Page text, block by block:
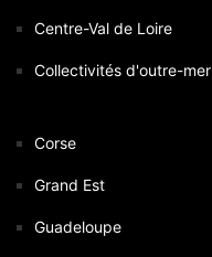
Centre-Val de Loire
Collectivités d'outre-mer
Corse
Grand Est
Guadeloupe